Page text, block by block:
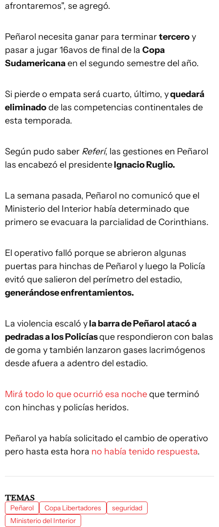
afrontaremos", se agregó.
Peñarol necesita ganar para terminarterceroy
pasar a jugar 16avos de final de la Copa
Sudamericanaen el segundo semestre del año.
Si pierde o empata será cuarto, último, yquedará
eliminadode las competencias continentales de
esta temporada.
Según pudo saber Referí, las gestiones en Peñarol
las encabezó el presidenteIgnacio Ruglio.
La semana pasada, Peñarol no comunicó que el
Ministerio del Interior había determinado que
primero se evacuara la parcialidad de Corinthians.
El operativo falló porque se abrieron algunas
puertas para hinchas de Peñarol y luego la Policía
evitó que salieron del perímetro del estadio,
generándose enfrentamientos.
La violencia escaló yla barra de Peñarol atacó a
pedradas a los Policíasque respondieron con balas
de goma y también lanzaron gases lacrimógenos
desde afuera a adentro del estadio.
Mirá todo lo que ocurrió esa nocheque terminó
con hinchas y policías heridos.
Peñarol ya había solicitado el cambio de operativo
pero hasta esta hora no había tenido respuesta.
TEMAS
Peñarol Copa Libertadores
seguridad
Ministerio del Interior